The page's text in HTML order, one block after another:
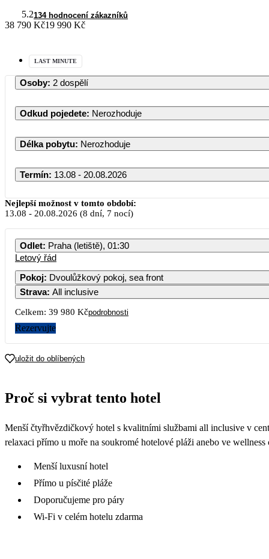
5.2134 hodnocení zákazníků
38 790 Kč19 990 Kč
LAST MINUTE
Osoby: 2 dospělí
Odkud pojedete: Nerozhoduje
Délka pobytu: Nerozhoduje
Termín: 13.08 - 20.08.2026
Nejlepší možnost v tomto období:
13.08 - 20.08.2026 (8 dní, 7 nocí)
Odlet: Praha (letiště), 01:30
Letový řád
Pokoj: Dvoulůžkový pokoj, sea front
Strava: All inclusive
Celkem: 39 980 Kčpodrobnosti
Rezervujte
uložit do oblíbených
Proč si vybrat tento hotel
Menší čtyřhvězdičkový hotel s kvalitními službami all inclusive v
relaxaci přímo u moře na soukromé hotelové pláži anebo ve
Menší luxusní hotel
Přímo u písčité pláže
Doporučujeme pro páry
Wi-Fi v celém hotelu zdarma